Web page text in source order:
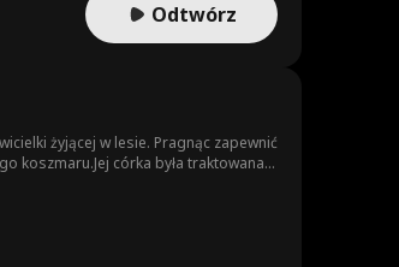
Odtwórz
żyjącej w lesie. Pragnąc zapewnić
koszmaru.Jej córka była traktowana